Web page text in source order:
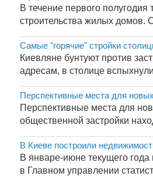
В течение первого полугодия
строительства жилых домов.
Самые "горячие" стройки
Киевляне бунтуют против
адресам, в столице
Перспективные места для
Перспективные места для
общественной застройки
В Киеве построили
В январе-июне текущего
в Главном управлении